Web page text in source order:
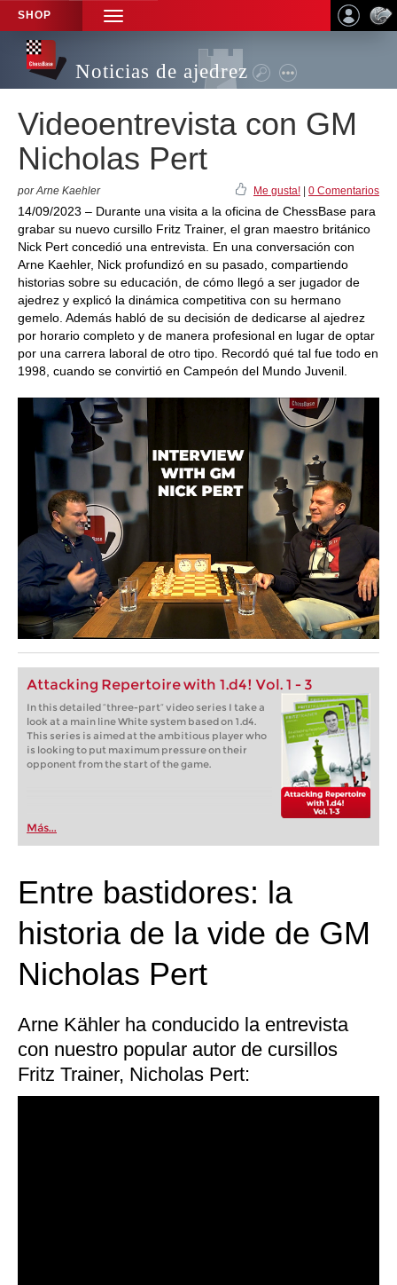
SHOP
TOGGLE
NAVIGATION
Noticias de ajedrez
Videoentrevista con GM
Nicholas Pert
por Arne Kaehler Me gusta! 0 Comentarios
14/09/2023 – Durante una visita a la oficina de ChessBase para
grabar su nuevo cursillo Fritz Trainer, el gran maestro británico
Nick Pert concedió una entrevista. En una conversación con
Arne Kaehler, Nick profundizó en su pasado, compartiendo
historias sobre su educación, de cómo llegó a ser jugador de
ajedrez y explicó la dinámica competitiva con su hermano
gemelo. Además habló de su decisión de dedicarse al ajedrez
por horario completo y de manera profesional en lugar de optar
por una carrera laboral de otro tipo. Recordó qué tal fue todo en
1998, cuando se convirtió en Campeón del Mundo Juvenil.
Attacking Repertoire with 1.d4! Vol. 1 - 3
In this detailed “three-part” video series I take a
look at a main line White system based on 1.d4.
This series is aimed at the ambitious player who
is looking to put maximum pressure on their
opponent from the start of the game.
Más...
Entre bastidores: la
historia de la vide de GM
Nicholas Pert
Arne Kähler ha conducido la entrevista
con nuestro popular autor de cursillos
Fritz Trainer, Nicholas Pert: